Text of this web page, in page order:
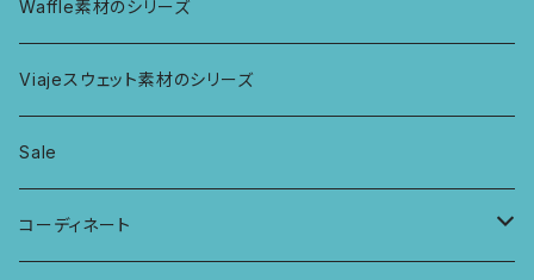
総レースショーツ
レディースボクサー
KIDS ラグランスリーブ長袖トップス
KIDS アラジンパンツ
KIDS ジョギングパンツ
KIDS レギンス
ラグ
なべつかみ
プフ
パーカー
ジャケット
Waffle素材のシリーズ
Viajeスウェット素材のシリーズ
Sale
コーディネート